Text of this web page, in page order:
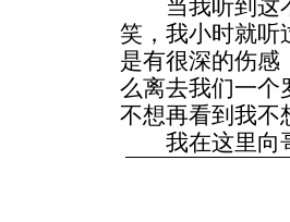
当我听到这不
笑，我小时就听
是有很深的伤感
么离去我们一个
不想再看到我不
我在这里向哥